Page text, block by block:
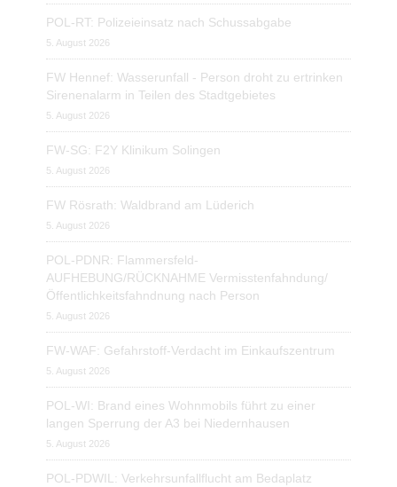
POL-RT: Polizeieinsatz nach Schussabgabe
5. August 2026
FW Hennef: Wasserunfall - Person droht zu ertrinken
Sirenenalarm in Teilen des Stadtgebietes
5. August 2026
FW-SG: F2Y Klinikum Solingen
5. August 2026
FW Rösrath: Waldbrand am Lüderich
5. August 2026
POL-PDNR: Flammersfeld-
AUFHEBUNG/RÜCKNAHME Vermisstenfahndung/
Öffentlichkeitsfahndnung nach Person
5. August 2026
FW-WAF: Gefahrstoff-Verdacht im Einkaufszentrum
5. August 2026
POL-WI: Brand eines Wohnmobils führt zu einer
langen Sperrung der A3 bei Niedernhausen
5. August 2026
POL-PDWIL: Verkehrsunfallflucht am Bedaplatz